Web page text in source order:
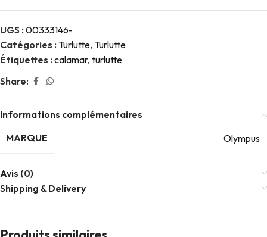
UGS : 00333146-
Catégories : Turlutte, Turlutte
Étiquettes : calamar, turlutte
Share:
Informations complémentaires
MARQUE
Olympus
Avis (0)
Shipping & Delivery